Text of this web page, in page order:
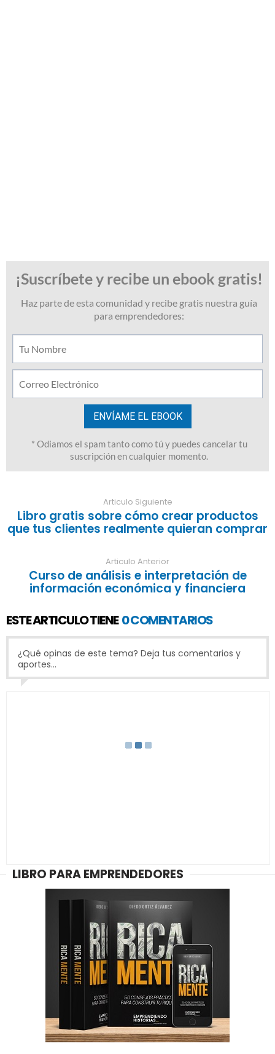
Articulo Siguiente
Libro gratis sobre cómo crear productos
que tus clientes realmente quieran comprar
Articulo Anterior
Curso de análisis e interpretación de
información económica y financiera
ESTE ARTICULO TIENE 0 COMENTARIOS
¿Qué opinas de este tema? Deja tus comentarios y
aportes...
LIBRO PARA EMPRENDEDORES